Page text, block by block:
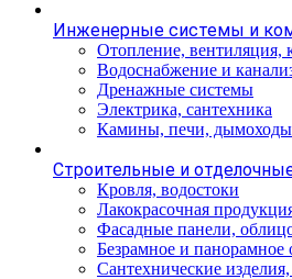
Инженерные системы и
Отопление, вентиляция,
Водоснабжение и
Дренажные системы
Электрика, сантехника
Камины, печи, дымоходы
Строительные и
Кровля, водостоки
Лакокрасочная
Фасадные панели,
Безрамное и панорамное
Сантехнические